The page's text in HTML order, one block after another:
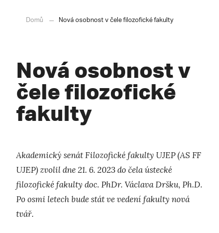
Domů Nová osobnost v čele filozofické fakulty
Nová osobnost v
čele filozofické
fakulty
Akademický senát Filozofické fakulty UJEP (AS FF
UJEP) zvolil dne 21. 6. 2023 do čela ústecké
filozofické fakulty doc. PhDr. Václava Dršku, Ph.D.
Po osmi letech bude stát ve vedení fakulty nová
tvář.